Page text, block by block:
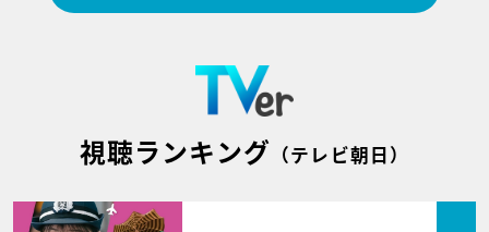
視聴ランキング （テレビ朝日）